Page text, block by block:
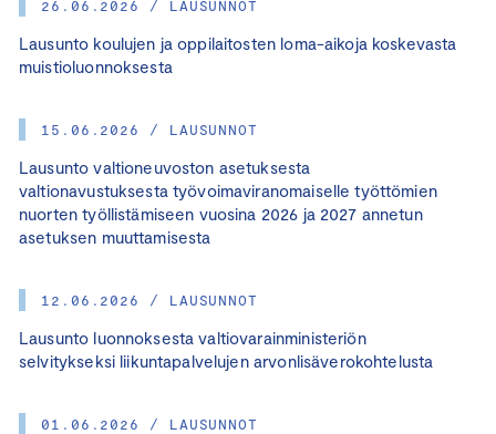
26.06.2026 / LAUSUNNOT
Lausunto koulujen ja oppilaitosten loma-aikoja koskevasta
muistioluonnoksesta
15.06.2026 / LAUSUNNOT
Lausunto valtioneuvoston asetuksesta
valtionavustuksesta työvoimaviranomaiselle työttömien
nuorten työllistämiseen vuosina 2026 ja 2027 annetun
asetuksen muuttamisesta
12.06.2026 / LAUSUNNOT
Lausunto luonnoksesta valtiovarainministeriön
selvitykseksi liikuntapalvelujen arvonlisäverokohtelusta
01.06.2026 / LAUSUNNOT